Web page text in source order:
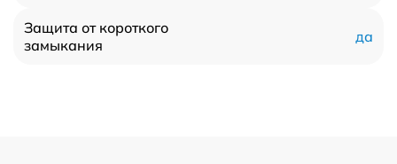
Защита от короткого
замыкания
да